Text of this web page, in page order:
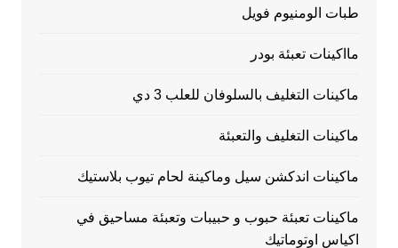
طبات الومنيوم فويل
مااكينات تعبئة بودر
ماكينات التغليف بالسلوفان للعلب 3 دي
ماكينات التغليف والتعبئة
ماكينات اندكشن سيل وماكينة لحام تيوب بلاستيك
ماكينات تعبئة حبوب و حبيبات وتعبئة مساحيق في
اكياس اوتوماتيك